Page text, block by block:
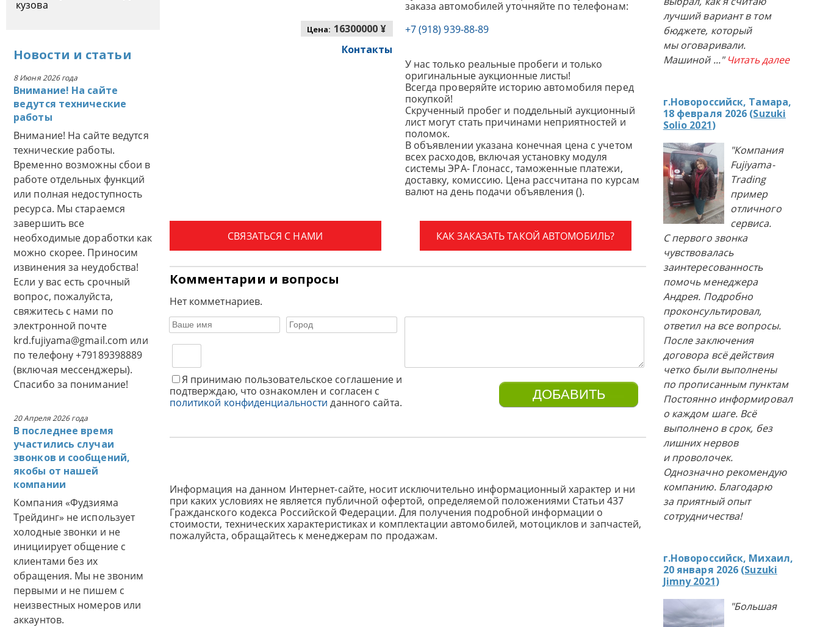
кузова
Новости и статьи
8 Июня 2026 года
Внимание! На сайте
ведутся технические
работы
Внимание! На сайте ведутся
технические работы.
Временно возможны сбои в
работе отдельных функций
или полная недоступность
ресурса. Мы стараемся
завершить все
необходимые доработки как
можно скорее. Приносим
извинения за неудобства!
Если у вас есть срочный
вопрос, пожалуйста,
свяжитесь с нами по
электронной почте
krd.fujiyama@gmail.com или
по телефону +79189398889
(включая мессенджеры).
Спасибо за понимание!
20 Апреля 2026 года
В последнее время
участились случаи
звонков и сообщений,
якобы от нашей
компании
Компания «Фудзияма
Трейдинг» не использует
холодные звонки и не
инициирует общение с
клиентами без их
обращения. Мы не звоним
первыми и не пишем с
неизвестных номеров или
аккаунтов.
Цена: 16300000 ¥
Контакты
заказа автомобилей уточняйте по телефонам:
+7 (918) 939-88-89
У нас только реальные пробеги и только
оригинальные аукционные листы!
Всегда проверяйте историю автомобиля перед
покупкой!
Скрученный пробег и поддельный аукционный
лист могут стать причинами неприятностей и
поломок.
В объявлении указана конечная цена с учетом
всех расходов, включая установку модуля
системы ЭРА- Глонасс, таможенные платежи,
доставку, комиссию. Цена рассчитана по курсам
валют на день подачи объявления ().
КАК ЗАКАЗАТЬ ТАКОЙ АВТОМОБИЛЬ?
СВЯЗАТЬСЯ С НАМИ
Комментарии и вопросы
Нет комметнариев.
Я принимаю пользовательское соглашение и
подтверждаю, что ознакомлен и согласен с
политикой конфиденциальности данного сайта.
Информация на данном Интернет-сайте, носит исключительно информационный характер и ни
при каких условиях не является публичной офертой, определяемой положениями Статьи 437
Гражданского кодекса Российской Федерации. Для получения подробной информации о
стоимости, технических характеристиках и комплектации автомобилей, мотоциклов и запчастей,
пожалуйста, обращайтесь к менеджерам по продажам.
лучший вариант в том
бюджете, который
мы оговаривали.
Машиной ..." Читать далее
г.Новороссийск, Тамара,
18 февраля 2026 (Suzuki
Solio 2021)
"Компания
Fujiyama-
Trading
пример
отличного
сервиса.
С первого звонка
чувствовалась
заинтересованность
помочь менеджера
Андрея. Подробно
проконсультировал,
ответил на все вопросы.
После заключения
договора всё действия
четко были выполнены
по прописанным пунктам
Постоянно информировал
о каждом шаге. Всё
выполнено в срок, без
лишних нервов
и проволочек.
Однозначно рекомендую
компанию. Благодарю
за приятный опыт
сотрудничества!
г.Новороссийск, Михаил,
20 января 2026 (Suzuki
Jimny 2021)
"Большая